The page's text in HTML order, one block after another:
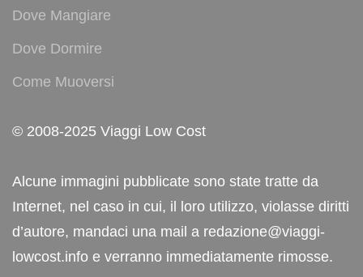
Dove Mangiare
Dove Dormire
Come Muoversi
© 2008-2025 Viaggi Low Cost
Alcune immagini pubblicate sono state tratte da
Internet, nel caso in cui, il loro utilizzo, violasse diritti
d’autore, mandaci una mail a redazione@viaggi-
lowcost.info e verranno immediatamente rimosse.